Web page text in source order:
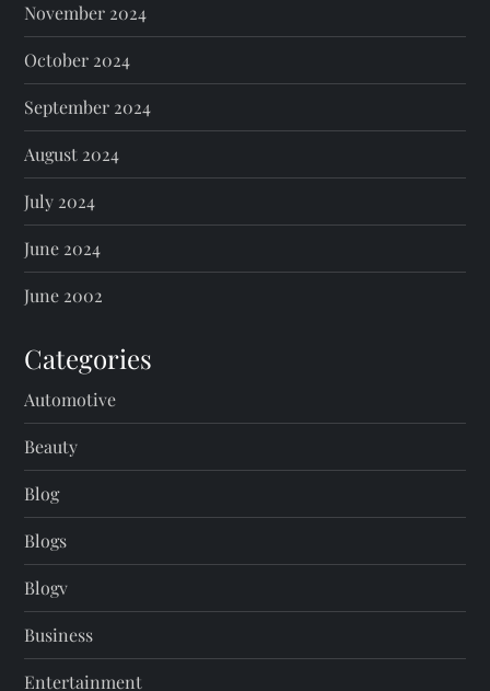
November 2024
October 2024
September 2024
August 2024
July 2024
June 2024
June 2002
Categories
Automotive
Beauty
Blog
Blogs
Blogv
Business
Entertainment